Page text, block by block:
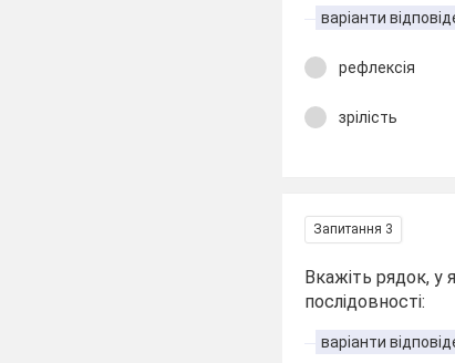
варіанти
рефлексія
зрілість
Запитання 3
Вкажіть рядок, у
послідовності:
варіанти